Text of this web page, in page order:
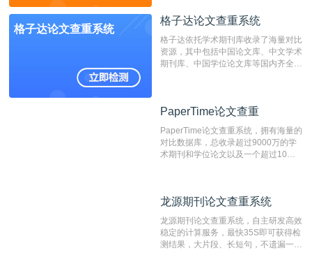
编辑部检测来稿和已发表的文献,检测
测时注意填写第一作者,才能排除已发
表文献复制比。（限制字符数1万）
格子达论文查重系统
格子达论文查重系统
格子达依托学术期刊库收录了海量对比
资源，其中包括中国论文库、中文学术
期刊库、中国学位论文库等国内齐全的
系统，可检测中文、英文两种语言的论
PaperTime论文查重
PaperTime论文查重系统，拥有海量的
对比数据库，总收录超过9000万的学
术期刊和学位论文以及一个超过10亿
对，利用指纹索引快速而精准地在云检
有相似的片段，该项技术检测速度快、
准确率高，市场反映良好。
龙源期刊论文查重系统
龙源期刊论文查重系统，自主研发高效
稳定的计算服务，最快35S即可获得检
测结果，大片段、长短句，不遗漏一处